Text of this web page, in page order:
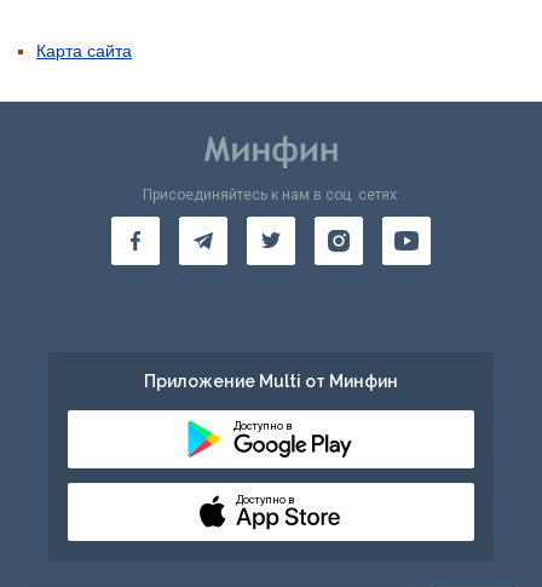
Карта сайта
Присоединяйтесь к нам в соц. сетях:
Приложение Multi от Минфин
Доступно в
Доступно в